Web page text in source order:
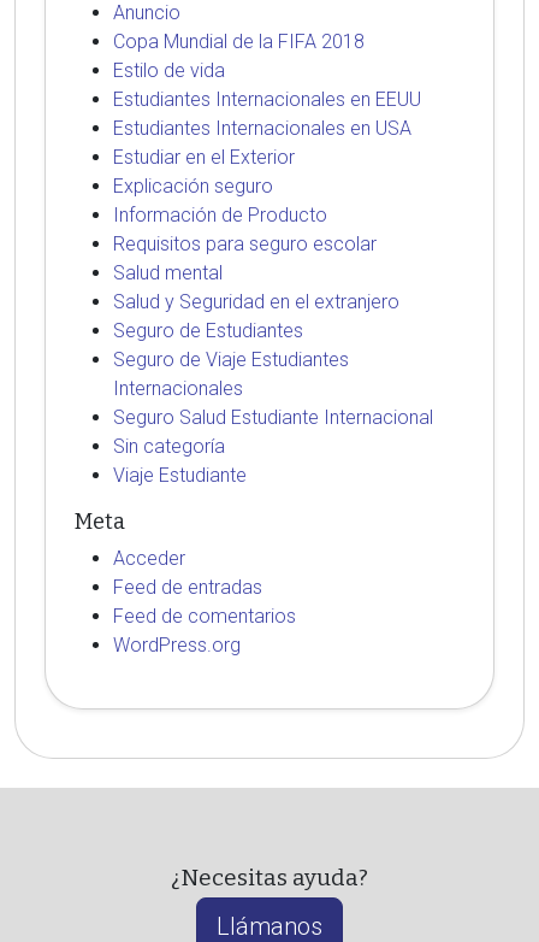
Anuncio
Copa Mundial de la FIFA 2018
Estilo de vida
Estudiantes Internacionales en EEUU
Estudiantes Internacionales en USA
Estudiar en el Exterior
Explicación seguro
Información de Producto
Requisitos para seguro escolar
Salud mental
Salud y Seguridad en el extranjero
Seguro de Estudiantes
Seguro de Viaje Estudiantes
Internacionales
Seguro Salud Estudiante Internacional
Sin categoría
Viaje Estudiante
Meta
Acceder
Feed de entradas
Feed de comentarios
WordPress.org
¿Necesitas ayuda?
Llámanos